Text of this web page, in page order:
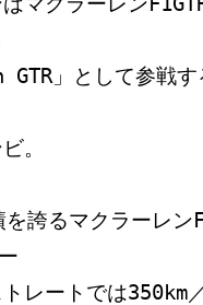
GTR」として参戦
。
レートでは350km